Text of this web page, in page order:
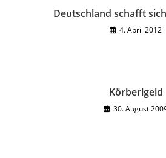
Deutschland schafft
4. April 2012
Körberlgeld
30. August